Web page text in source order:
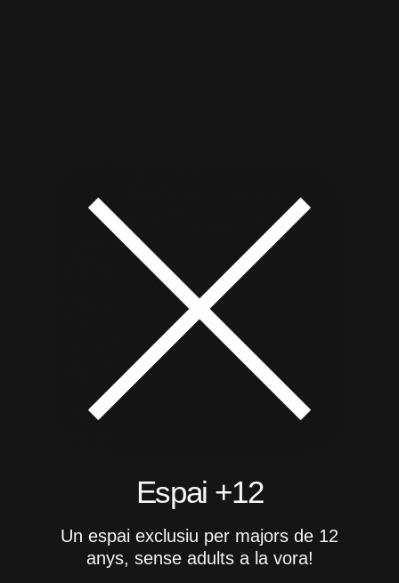
Espai +12
Un espai exclusiu per majors de 12
anys, sense adults a la vora!